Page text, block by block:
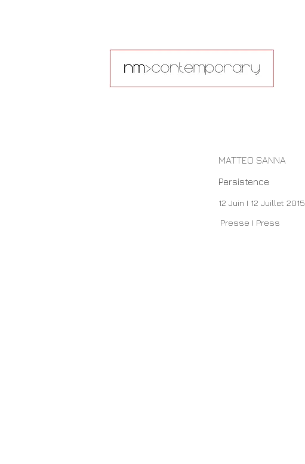
MATTEO SANNA
Persistence
12 Juin I 12 Juillet 2015
Presse I Press